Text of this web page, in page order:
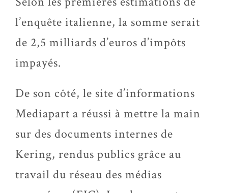
l’enquête italienne, la somme serait
de 2,5 milliards d’euros d’impôts
impayés.
De son côté, le site d’informations
Mediapart a réussi à mettre la main
sur des documents internes de
Kering, rendus publics grâce au
travail du réseau des médias